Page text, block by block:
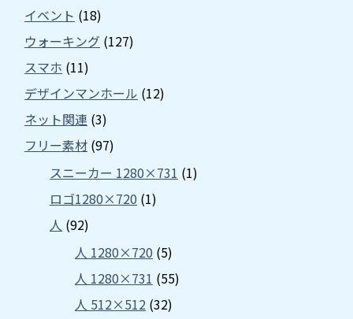
イベント (18)
ウォーキング (127)
スマホ (11)
デザインマンホール (12)
ネット関連 (3)
フリー素材 (97)
スニーカー 1280×731 (1)
ロゴ1280×720 (1)
人 (92)
人 1280×720 (5)
人 1280×731 (55)
人 512×512 (32)